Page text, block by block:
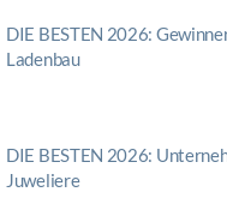
DIE BESTEN 2026:
Ladenbau
DIE BESTEN 2026:
Juweliere